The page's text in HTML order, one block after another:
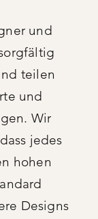
und
teilen
und
Wir
jedes
hohen
Designs